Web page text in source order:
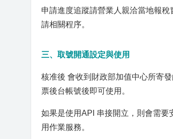
申請進度追蹤請營業人親洽當地報
請相關程序。
三、取號開通設定與使用
核准後 會收到財政部加值中心所寄
票後台帳號後即可使用。
如果是使用API 串接開立，則會需
用作業服務。